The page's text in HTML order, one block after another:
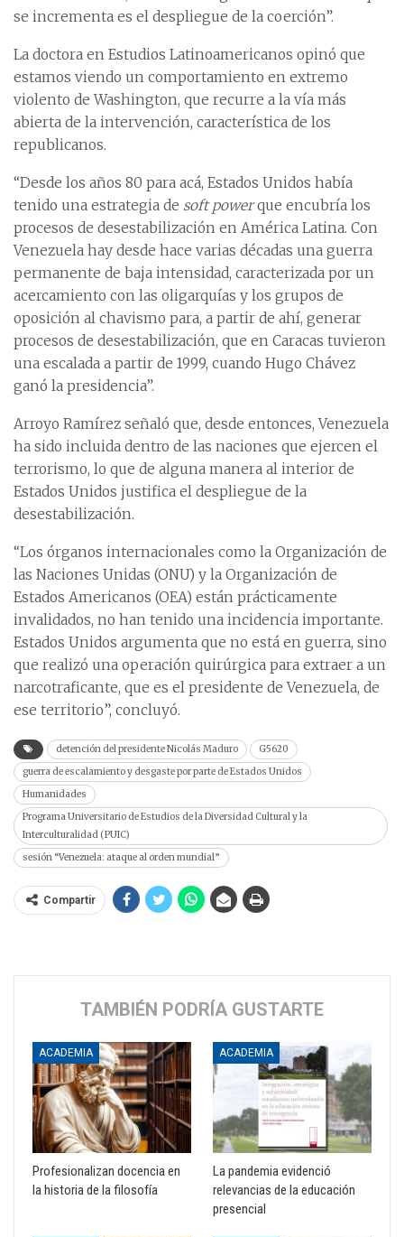
se incrementa es el despliegue de la coerción”.
La doctora en Estudios Latinoamericanos opinó que
estamos viendo un comportamiento en extremo
violento de Washington, que recurre a la vía más
abierta de la intervención, característica de los
republicanos.
“Desde los años 80 para acá, Estados Unidos había
tenido una estrategia de soft powerque encubría los
procesos de desestabilización en América Latina. Con
Venezuela hay desde hace varias décadas una guerra
permanente de baja intensidad, caracterizada por un
acercamiento con las oligarquías y los grupos de
oposición al chavismo para, a partir de ahí, generar
procesos de desestabilización, que en Caracas tuvieron
una escalada a partir de 1999, cuando Hugo Chávez
ganó la presidencia”.
Arroyo Ramírez señaló que, desde entonces, Venezuela
ha sido incluida dentro de las naciones que ejercen el
terrorismo, lo que de alguna manera al interior de
Estados Unidos justifica el despliegue de la
desestabilización.
“Los órganos internacionales como la Organización de
las Naciones Unidas (ONU) y la Organización de
Estados Americanos (OEA) están prácticamente
invalidados, no han tenido una incidencia importante.
Estados Unidos argumenta que no está en guerra, sino
que realizó una operación quirúrgica para extraer a un
narcotraficante, que es el presidente de Venezuela, de
ese territorio”, concluyó.
detención del presidente Nicolás Maduro
G5620
guerra de escalamiento y desgaste por parte de Estados Unidos
Humanidades
Programa Universitario de Estudios de la Diversidad Cultural y la
Interculturalidad (PUIC)
sesión “Venezuela: ataque al orden mundial”
Compartir
TAMBIÉN PODRÍA GUSTARTE
ACADEMIA
Profesionalizan docencia en
la historia de la filosofía
ACADEMIA
La pandemia evidenció
relevancias de la educación
presencial